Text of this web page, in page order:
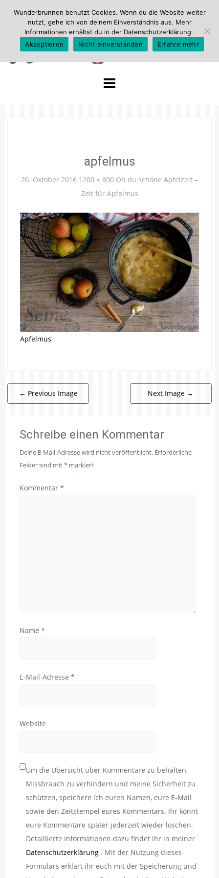
apfelmus
20. Oktober 2016 1200 × 800 Oh du schöne Apfelzeit –
Zeit für Apfelmus
Apfelmus
← Previous Image Next Image →
Schreibe einen Kommentar
Deine E-Mail-Adresse wird nicht veröffentlicht. Erforderliche
Felder sind mit* markiert
Kommentar *
Name *
E-Mail-Adresse *
Website
Um die Übersicht über Kommentare zu behalten,
Missbrauch zu verhindern und meine Sicherheit zu
schützen, speichere ich euren Namen, eure E-Mail
sowie den Zeitstempel eures Kommentars. Ihr könnt
eure Kommentare später jederzeit wieder löschen.
Detaillierte Informationen dazu findet ihr in meiner
Datenschutzerklärung . Mit der Nutzung dieses
Formulars erklärt ihr euch mit der Speicherung und
Wunderbrunnen benutzt Cookies. Wenn du die Website weiter
nutzt, gehe ich von deinem Einverständnis aus. Mehr
Informationen erhältst du in der Datenschutzerklärung .
Akzeptieren
Nicht einverstanden Erfahre mehr